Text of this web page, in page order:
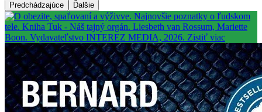
Predchádzajúce Ďalšie